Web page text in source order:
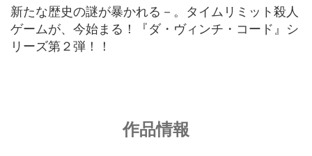
新たな歴史の謎が暴かれる－。タイムリミット殺人
ゲームが、今始まる！『ダ・ヴィンチ・コード』シ
リーズ第２弾！！
作品情報